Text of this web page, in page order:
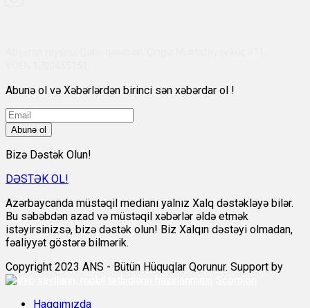
Abunə ol və Xəbərlərdən birinci sən xəbərdar ol !
Abunə ol
Bizə Dəstək Olun!
DƏSTƏK OL!
Azərbaycanda müstəqil medianı yalnız Xalq dəstəkləyə bilər.
Bu səbəbdən azad və müstəqil xəbərlər əldə etmək
istəyirsinizsə, bizə dəstək olun! Biz Xalqın dəstəyi olmadan,
fəaliyyət göstərə bilmərik.
Copyright 2023 ANS - Bütün Hüquqlar Qorunur. Support by
Haqqımızda